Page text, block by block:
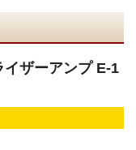
ザーアンプ E-1